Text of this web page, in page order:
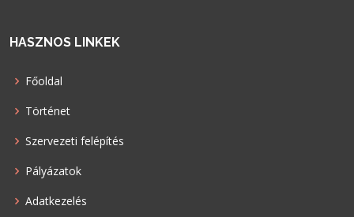
HASZNOS LINKEK
Főoldal
Történet
Szervezeti felépítés
Pályázatok
Adatkezelés